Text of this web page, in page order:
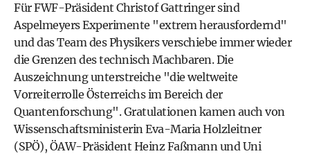
Für FWF-Präsident Christof Gattringer sind
Aspelmeyers Experimente "extrem herausfordernd"
und das Team des Physikers verschiebe immer wieder
die Grenzen des technisch Machbaren. Die
Auszeichnung unterstreiche "die weltweite
Vorreiterrolle Österreichs im Bereich der
Quantenforschung". Gratulationen kamen auch von
Wissenschaftsministerin Eva-Maria Holzleitner
(SPÖ), ÖAW-Präsident Heinz Faßmann und Uni